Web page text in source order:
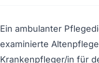
Ein ambulanter
examinierte
Krankenpfleger/in für